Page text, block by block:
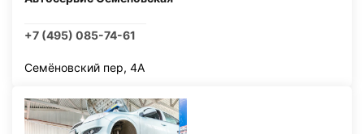
+7 (495) 085-74-61
Семёновский пер, 4А